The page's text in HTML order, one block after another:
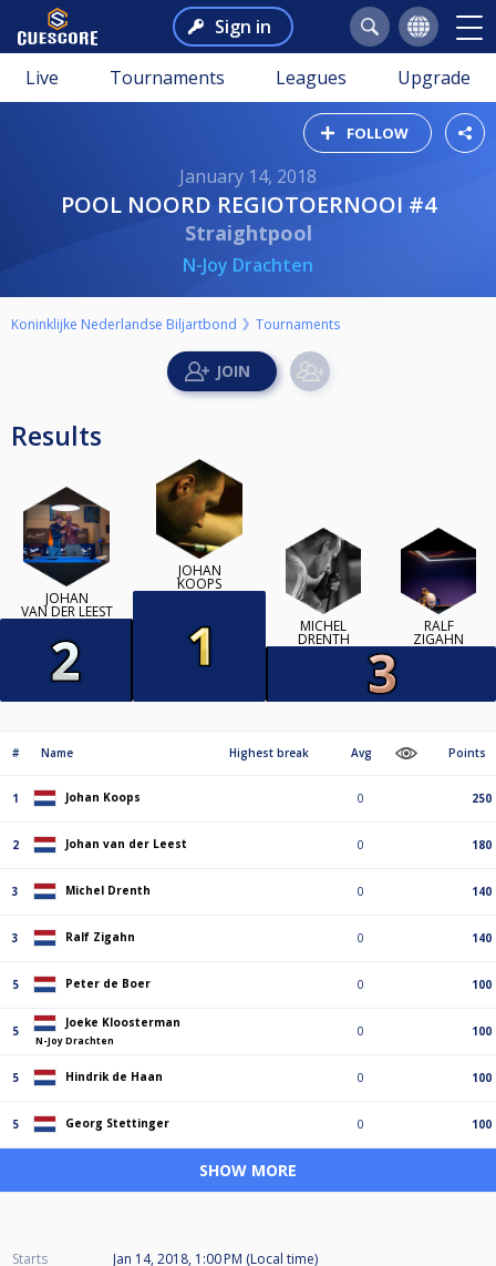
Sign in
Live Tournaments Leagues Upgrade
FOLLOW
January 14, 2018
POOL NOORD REGIOTOERNOOI #4
Straightpool
N-Joy Drachten
Koninklijke Nederlandse Biljartbond Tournaments
Results
JOHAN
VAN DER LEEST
JOHAN
KOOPS
MICHEL
DRENTH
RALF
ZIGAHN
# Name Highest break Avg Points
1 Johan Koops 0 250
2 Johan van der Leest 0 180
3 Michel Drenth 0 140
3 Ralf Zigahn 0 140
5 Peter de Boer 0 100
5
Joeke Kloosterman
N-Joy Drachten
0 100
5 Hindrik de Haan 0 100
5 Georg Stettinger 0 100
SHOW MORE
Starts
Jan 14, 2018, 1:00 PM (Local time)